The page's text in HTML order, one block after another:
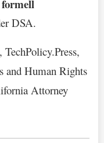
formell
DSA.
and Human Rights
Attorney